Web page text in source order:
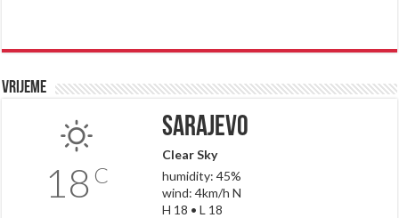
Vrijeme
18 C
Sarajevo
Clear Sky
humidity: 45%
wind: 4km/h N
H 18 • L 18